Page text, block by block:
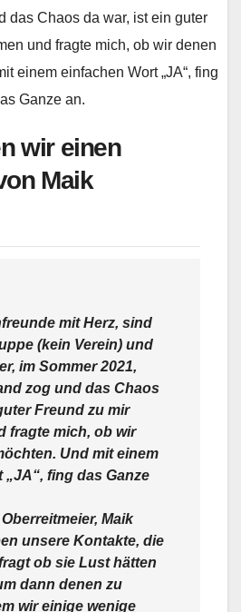
das Chaos da war, ist ein guter
und fragte mich, ob wir denen
einem einfachen Wort „JA“, fing
Ganze an.
wir einen
Maik
mit Herz, sind
(kein Verein) und
im Sommer 2021,
zog und das Chaos
Freund zu mir
fragte mich, ob wir
Und mit einem
„JA“, fing das Ganze
Maik
unsere Kontakte, die
ob sie Lust hätten
dann denen zu
wir einige wenige